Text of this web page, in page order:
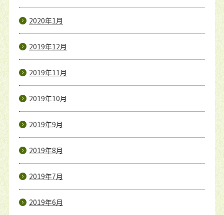
2020年1月
2019年12月
2019年11月
2019年10月
2019年9月
2019年8月
2019年7月
2019年6月